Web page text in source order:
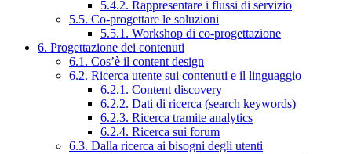
5.4.2. Rappresentare i flussi di servizio
5.5. Co-progettare le soluzioni
5.5.1. Workshop di co-progettazione
6. Progettazione dei contenuti
6.1. Cos’è il content design
6.2. Ricerca utente sui contenuti e il linguaggio
6.2.1. Content discovery
6.2.2. Dati di ricerca (search keywords)
6.2.3. Ricerca tramite analytics
6.2.4. Ricerca sui forum
6.3. Dalla ricerca ai bisogni degli utenti